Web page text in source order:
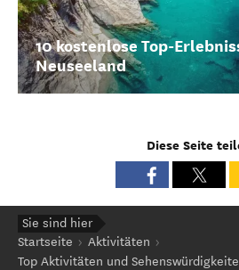
10 kostenlose Top-
Neuseeland
Diese Seite
Sie sind hier
Startseite
Aktivitäten
Top Aktivitäten und